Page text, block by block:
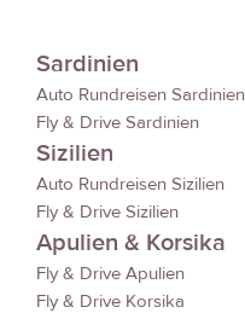
Sardinien
Auto Rundreisen Sardinien
Fly & Drive Sardinien
Sizilien
Auto Rundreisen Sizilien
Fly & Drive Sizilien
Apulien & Korsika
Fly & Drive Apulien
Fly & Drive Korsika